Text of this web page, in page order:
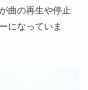
曲の再生や停止
になっていま